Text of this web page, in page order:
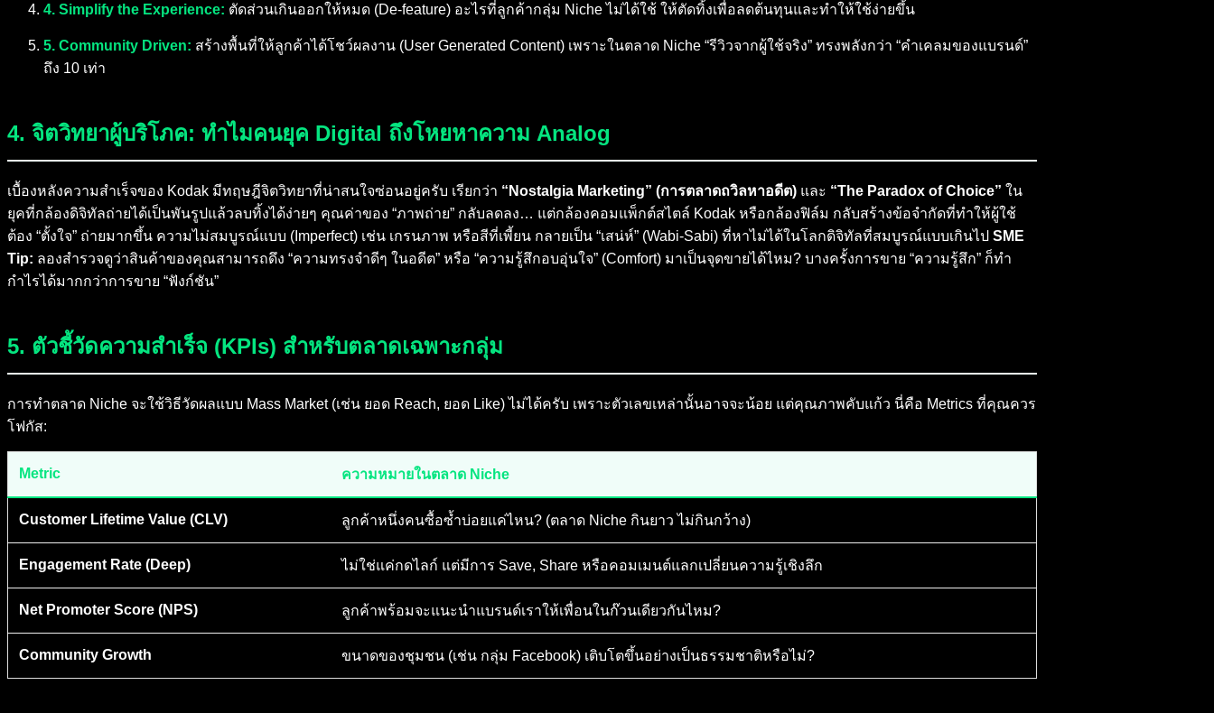
4. Simplify the Experience: ตัดส่วนเกินออกให้หมด (De-feature) อะไรที่ลูกค้ากลุ่ม Niche ไม่ได้ใช้ ให้ตัดทิ้งเพื่อลดต้นทุนและทำให้ใช้ง่ายขึ้น
5. Community Driven: สร้างพื้นที่ให้ลูกค้าได้โชว์ผลงาน (User Generated Content) เพราะในตลาด Niche “รีวิวจากผู้ใช้จริง” ทรงพลังกว่า “คำเคลมของแบรนด์”
ถึง 10 เท่า
4. จิตวิทยาผู้บริโภค: ทำไมคนยุค Digital ถึงโหยหาความ Analog
เบื้องหลังความสำเร็จของ Kodak มีทฤษฎีจิตวิทยาที่น่าสนใจซ่อนอยู่ครับ เรียกว่า “Nostalgia Marketing” (การตลาดถวิลหาอดีต) และ “The Paradox of Choice” ใน
ยุคที่กล้องดิจิทัลถ่ายได้เป็นพันรูปแล้วลบทิ้งได้ง่ายๆ คุณค่าของ “ภาพถ่าย” กลับลดลง… แต่กล้องคอมแพ็กต์สไตล์ Kodak หรือกล้องฟิล์ม กลับสร้างข้อจำกัดที่ทำให้ผู้ใช้
ต้อง “ตั้งใจ” ถ่ายมากขึ้น ความไม่สมบูรณ์แบบ (Imperfect) เช่น เกรนภาพ หรือสีที่เพี้ยน กลายเป็น “เสน่ห์” (Wabi-Sabi) ที่หาไม่ได้ในโลกดิจิทัลที่สมบูรณ์แบบเกินไป SME
Tip: ลองสำรวจดูว่าสินค้าของคุณสามารถดึง “ความทรงจำดีๆ ในอดีต” หรือ “ความรู้สึกอบอุ่นใจ” (Comfort) มาเป็นจุดขายได้ไหม? บางครั้งการขาย “ความรู้สึก” ก็ทำ
กำไรได้มากกว่าการขาย “ฟังก์ชัน”
5. ตัวชี้วัดความสำเร็จ (KPIs) สำหรับตลาดเฉพาะกลุ่ม
การทำตลาด Niche จะใช้วิธีวัดผลแบบ Mass Market (เช่น ยอด Reach, ยอด Like) ไม่ได้ครับ เพราะตัวเลขเหล่านั้นอาจจะน้อย แต่คุณภาพคับแก้ว นี่คือ Metrics ที่คุณควร
โฟกัส:
Metric ความหมายในตลาด Niche
Customer Lifetime Value (CLV) ลูกค้าหนึ่งคนซื้อซ้ำบ่อยแค่ไหน? (ตลาด Niche กินยาว ไม่กินกว้าง)
Engagement Rate (Deep) ไม่ใช่แค่กดไลก์ แต่มีการ Save, Share หรือคอมเมนต์แลกเปลี่ยนความรู้เชิงลึก
Net Promoter Score (NPS) ลูกค้าพร้อมจะแนะนำแบรนด์เราให้เพื่อนในก๊วนเดียวกันไหม?
Community Growth ขนาดของชุมชน (เช่น กลุ่ม Facebook) เติบโตขึ้นอย่างเป็นธรรมชาติหรือไม่?